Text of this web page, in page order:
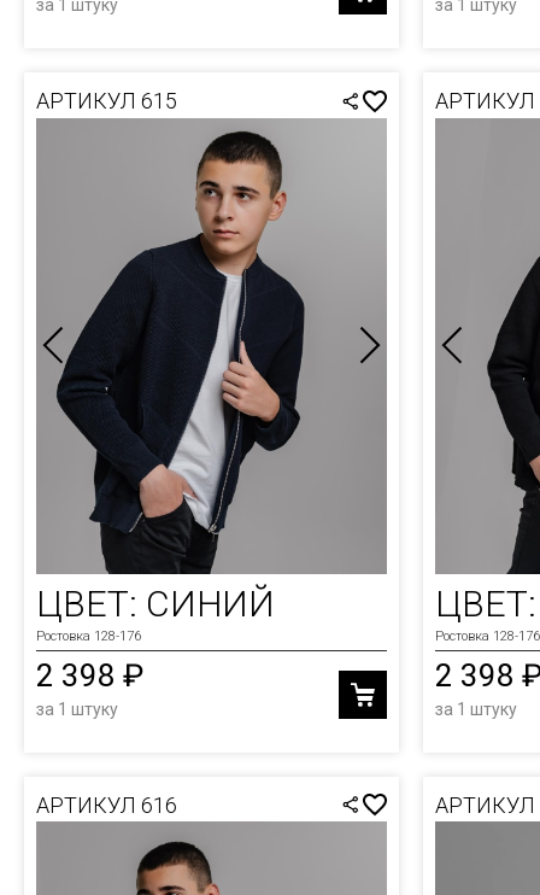
за 1 штуку за 1 штуку
АРТИКУЛ 615
ЦВЕТ: СИНИЙ
Ростовка 128-176
2 398 ₽
за 1 штуку
АРТИКУЛ
Ростовка 128-176
2 398
за 1 штуку
АРТИКУЛ 616 АРТИКУЛ